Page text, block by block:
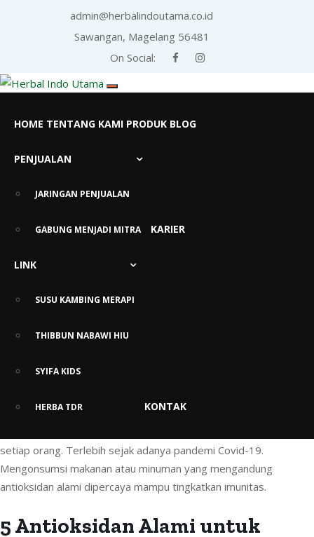
admin@herbalindoutama.co.id
Sawangan, Magelang 56481
On Social:
HOME TENTANG KAMI PRODUK BLOG
PENJUALAN
JARINGAN PENJUALAN
GABUNG MENJADI MITRA KARIER
LINK
SUSU KAMBING MERAPI
THIBBUN NABAWI HIU
SYIFA KIDS
HERBA TDR KONTAK
Info Sehat Herbal Indo
Utama
Tingkatkan Imunitas dengan
Sumber Antioksidan Alami
setiap orang. Terlebih sejak adanya pandemi Covid-19.
Mengonsumsi makanan atau minuman yang mengandung
antioksidan alami dipercaya mampu tingkatkan imunitas.
5 Antioksidan Alami untuk